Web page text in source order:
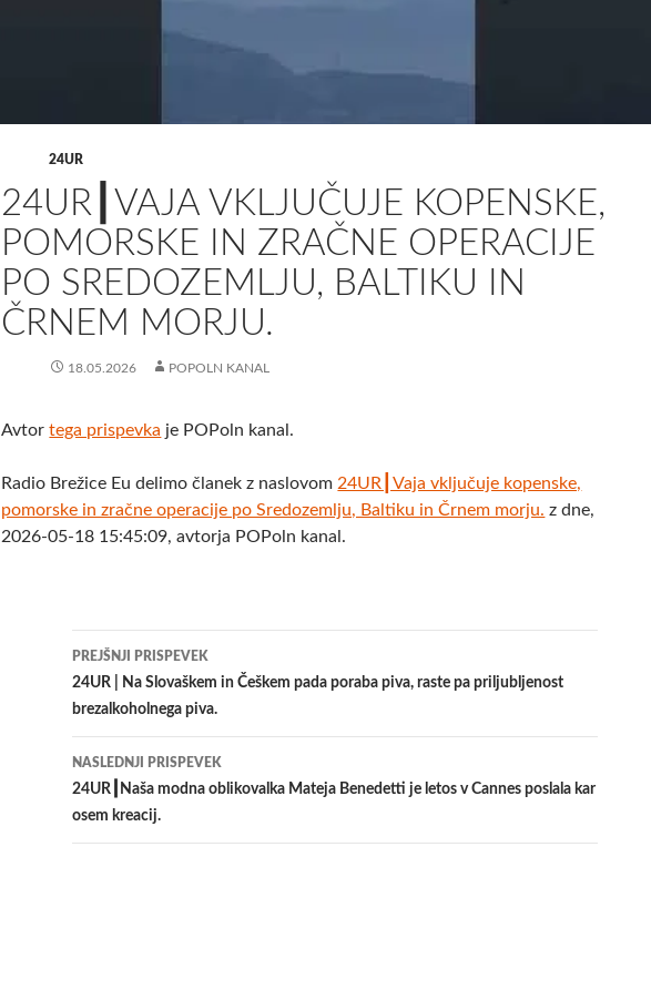
24UR
24UR┃VAJA VKLJUČUJE KOPENSKE,
POMORSKE IN ZRAČNE OPERACIJE
PO SREDOZEMLJU, BALTIKU IN
ČRNEM MORJU.
18.05.2026 POPOLN KANAL
Avtortega prispevka je POPoln kanal.
Radio Brežice Eu delimo članek z naslovom 24UR┃Vaja vključuje kopenske,
pomorske in zračne operacije po Sredozemlju, Baltiku in Črnem morju. z dne,
2026-05-18 15:45:09, avtorja POPoln kanal.
Krmarjenje
po
prispevkih
PREJŠNJI PRISPEVEK
24UR | Na Slovaškem in Češkem pada poraba piva, raste pa priljubljenost
brezalkoholnega piva.
NASLEDNJI PRISPEVEK
24UR┃Naša modna oblikovalka Mateja Benedetti je letos v Cannes poslala kar
osem kreacij.